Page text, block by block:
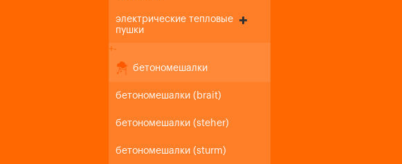
электрические тепловые
пушки
+-
бетономешалки
бетономешалки (brait)
бетономешалки (steher)
бетономешалки (sturm)